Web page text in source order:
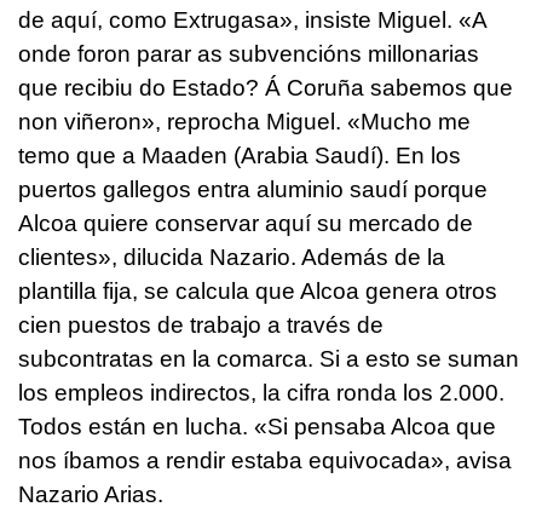
de aquí, como Extrugasa», insiste Miguel. «A
onde foron parar as subvencións millonarias
que recibiu do Estado? Á Coruña sabemos que
non viñeron», reprocha Miguel. «Mucho me
temo que a Maaden (Arabia Saudí). En los
puertos gallegos entra aluminio saudí porque
Alcoa quiere conservar aquí su mercado de
clientes», dilucida Nazario. Además de la
plantilla fija, se calcula que Alcoa genera otros
cien puestos de trabajo a través de
subcontratas en la comarca. Si a esto se suman
los empleos indirectos, la cifra ronda los 2.000.
Todos están en lucha. «Si pensaba Alcoa que
nos íbamos a rendir estaba equivocada», avisa
Nazario Arias.